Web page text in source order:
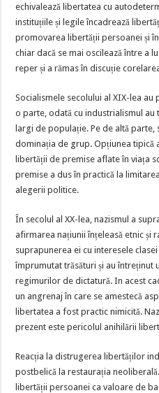
echivalează libertatea cu
instituțiile și legile încadrează
promovarea libertății persoanei și
chiar dacă se mai oscilează între a
reper și a rămas în discuție
Socialismele secolului al XIX-lea
o parte, odată cu industrialismul
largi de populație. Pe de altă
dominația de grup. Opțiunea tipică
libertății de premise aflate în viața
premise a dus în practică la
alegerii politice.
În secolul al XX-lea, nazismul a
afirmarea națiunii înțeleasă etnic și
suprapunerea ei cu interesele
împrumutat trăsături și au întreținut
regimurilor de dictatură. In acest
un angrenaj în care se amestecă
libertatea a fost practic nimicită.
prezent este pericolul anihilării
Reacția la distrugerea libertăților
postbelică la restaurația
libertății persoanei ca valoare de